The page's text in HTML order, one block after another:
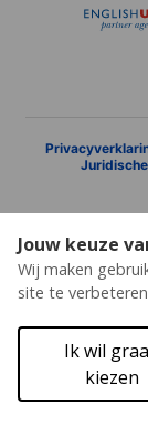
Jouw keuze
Wij maken
site te
Ik wil
kiezen